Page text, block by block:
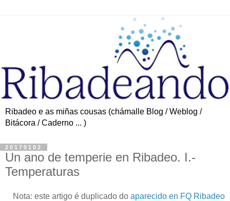
Ribadeo e as miñas cousas (chámalle Blog / Weblog /
Bitácora / Caderno ... )
20170102
Un ano de temperie en Ribadeo. I.-
Temperaturas
Nota: este artigo é duplicado do aparecido en FQ Ribadeo